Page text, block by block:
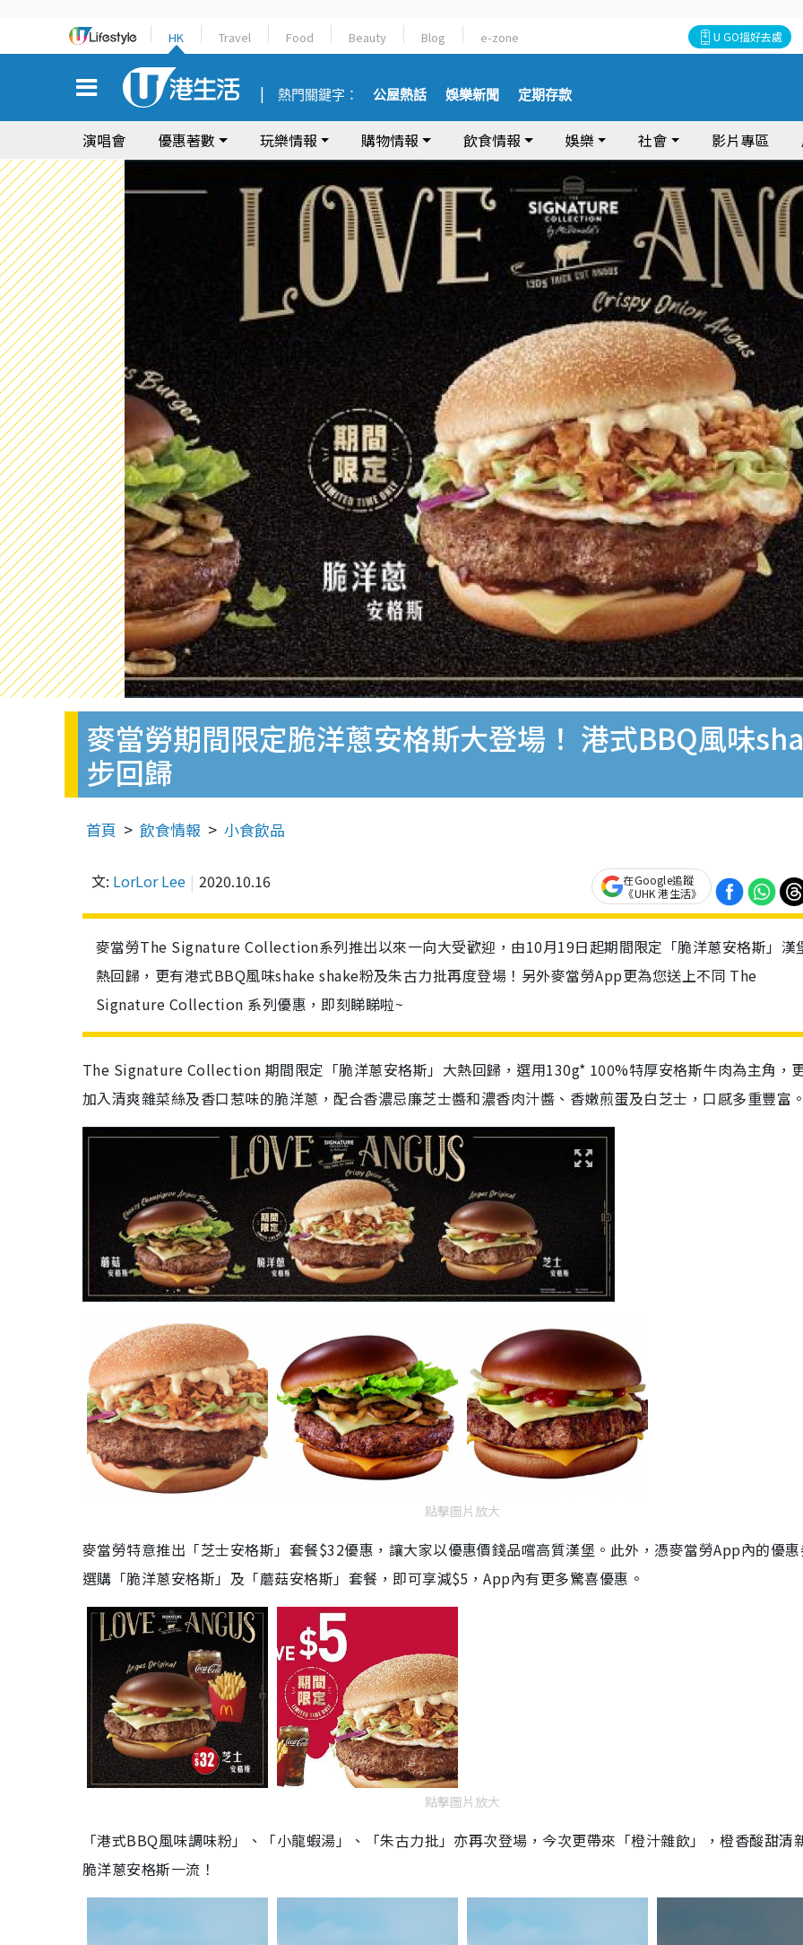
HK Travel Food Beauty Blog e-zone U GO搵好去處
熱門關鍵字： 公屋熱話 娛樂新聞 定期存款
演唱會 優惠著數 玩樂情報 購物情報 飲食情報 娛樂 社會 影片專區
麥當勞期間限定脆洋蔥安格斯大登場！ 港式BBQ風味
步回歸
首頁 飲食情報 小食飲品
文: LorLor Lee 2020.10.16
在Google追蹤
《UHK 港生活》
麥當勞The Signature Collection系列推出以來一向大受歡迎，由10月19日起期間限定「脆洋蔥安格斯」漢
熱回歸，更有港式BBQ風味shake shake粉及朱古力批再度登場！另外麥當勞App更為您送上不同 The
Signature Collection 系列優惠，即刻睇睇啦~
The Signature Collection 期間限定「脆洋蔥安格斯」大熱回歸，選用130g* 100%特厚安格斯牛肉為主角，
加入清爽雜菜絲及香口惹味的脆洋蔥，配合香濃忌廉芝士醬和濃香肉汁醬、香嫩煎蛋及白芝士，口感多重豐富
點擊圖片放大
麥當勞特意推出「芝士安格斯」套餐$32優惠，讓大家以優惠價錢品嚐高質漢堡。此外，憑麥當勞App內的優
選購「脆洋蔥安格斯」及「蘑菇安格斯」套餐，即可享減$5 ，App內有更多驚喜優惠。
點擊圖片放大
「港式BBQ風味調味粉」、「小龍蝦湯」、「朱古力批」亦再次登場，今次更帶來「橙汁雜飲」，橙香酸甜清
脆洋蔥安格斯一流！